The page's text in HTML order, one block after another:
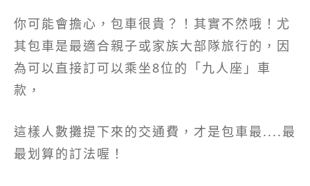
你可能會擔心，包車很貴？！其實不然哦！尤
其包車是最適合親子或家族大部隊旅行的，因
為可以直接訂可以乘坐8位的「九人座」車
款，
這樣人數攤提下來的交通費，才是包車最....最
最划算的訂法喔！